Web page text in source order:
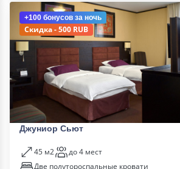
+100 бонусов за ночь
Скидка - 500 RUB
Джуниор Сьют
45 м2
до 4 мест
Две полутороспальные кровати